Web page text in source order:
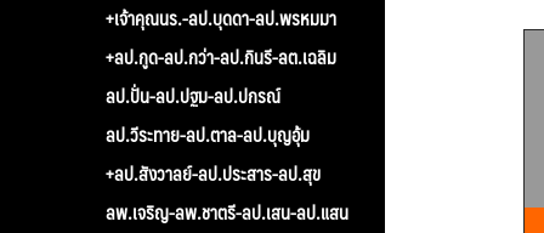
+เจ้าคุณนร.-ลป.บุดดา-ลป.พรหมมา
+ลป.กูด-ลป.กว่า-ลป.กินรี-ลต.เฉลิม
ลป.ปั่น-ลป.ปฐม-ลป.ปกรณ์
ลป.วีระทาย-ลป.ตาล-ลป.บุญอุ้ม
+ลป.สังวาลย์-ลป.ประสาร-ลป.สุข
ลพ.เจริญ-ลพ.ชาตรี-ลป.เสน-ลป.แสน